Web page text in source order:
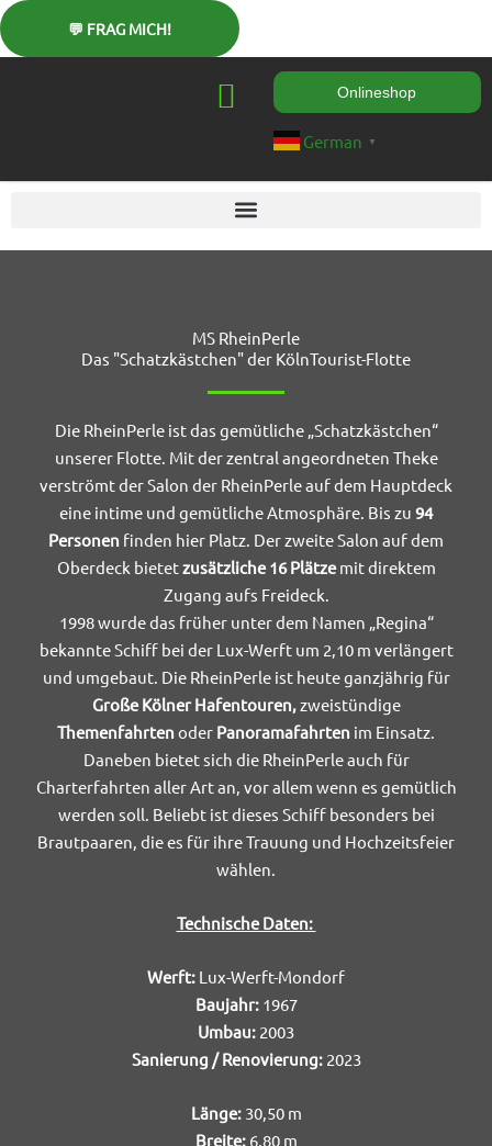
Inhalt
springen
Onlineshop
German ▼
MS RheinPerle
Das "Schatzkästchen" der KölnTourist-Flotte
Die RheinPerle ist das gemütliche „Schatzkästchen“
unserer Flotte. Mit der zentral angeordneten Theke
verströmt der Salon der RheinPerle auf dem Hauptdeck
eine intime und gemütliche Atmosphäre. Bis zu 94
Personen finden hier Platz. Der zweite Salon auf dem
Oberdeck bietetzusätzliche 16 Plätzemit direktem
Zugang aufs Freideck.
1998 wurde das früher unter dem Namen „Regina“
bekannte Schiff bei der Lux-Werft um 2,10 m verlängert
und umgebaut. Die RheinPerle ist heute ganzjährig für
Große Kölner Hafentouren,zweistündige
Themenfahrten oder Panoramafahrten im Einsatz.
Daneben bietet sich die RheinPerle auch für
Charterfahrten aller Art an, vor allem wenn es gemütlich
werden soll. Beliebt ist dieses Schiff besonders bei
Brautpaaren, die es für ihre Trauung und Hochzeitsfeier
wählen.
Technische Daten:
Werft: Lux-Werft-Mondorf
Baujahr: 1967
Umbau: 2003
Sanierung / Renovierung: 2023
Länge: 30,50 m
Breite: 6,80 m